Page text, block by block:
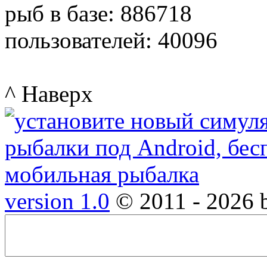
рыб в базе: 886718
пользователей: 40096
^ Наверх
version 1.0 © 2011 - 2026